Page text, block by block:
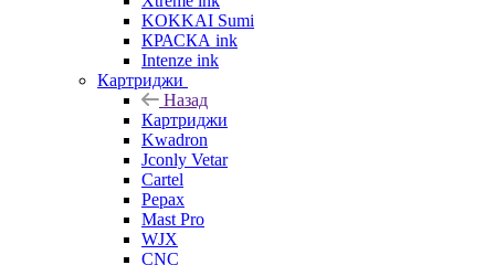
KOKKAI Sumi
КРАСКА ink
Intenze ink
Картриджи
Назад
Картриджи
Kwadron
Jconly Vetar
Cartel
Pepax
Mast Pro
WJX
CNC